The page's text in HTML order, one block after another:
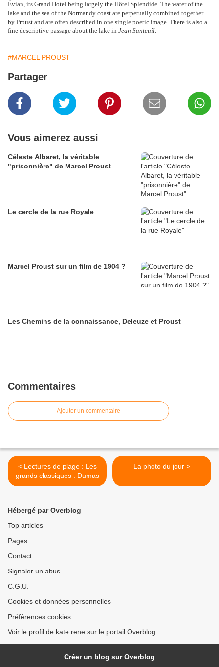
Évian, its Grand Hotel being largely the Hôtel Splendide. The water of the
lake and the sea of the Normandy coast are perpetually combined together
by Proust and are often described in one single poetic image. There is also a
fine descriptive passage about the lake in Jean Santeuil.
#MARCEL PROUST
Partager
Vous aimerez aussi
Céleste Albaret, la véritable
"prisonnière" de Marcel Proust
Le cercle de la rue Royale
Marcel Proust sur un film de 1904 ?
Les Chemins de la connaissance, Deleuze et Proust
Commentaires
Ajouter un commentaire
< Lectures de plage : Les
grands classiques : Dumas
La photo du jour >
Hébergé par Overblog
Top articles
Pages
Contact
Signaler un abus
C.G.U.
Cookies et données personnelles
Préférences cookies
Voir le profil de kate.rene sur le portail Overblog
Créer un blog sur Overblog